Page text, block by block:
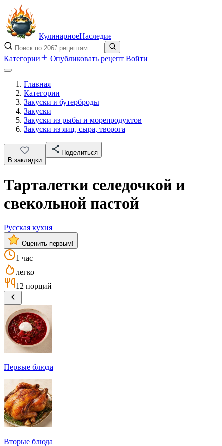
КулинарноеНаследие
Категории Опубликовать рецепт Войти
Главная
Категории
Закуски и бутерброды
Закуски
Закуски из рыбы и морепродуктов
Закуски из яиц, сыра, творога
В закладки
Поделиться
Тарталетки селедочкой и
свекольной пастой
Русская кухня
Оценить первым!
1 час
легко
12 порций
Первые блюда
Вторые блюда